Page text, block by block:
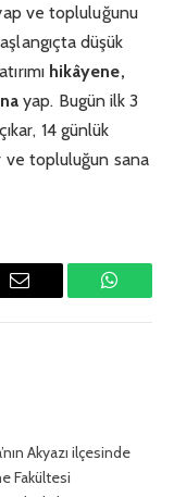
ve topluluğunu
düşük
hikâyene,
yap. Bugün ilk 3
14 günlük
ve topluluğun sana
E-
Akyazı ilçesinde
Fakültesi